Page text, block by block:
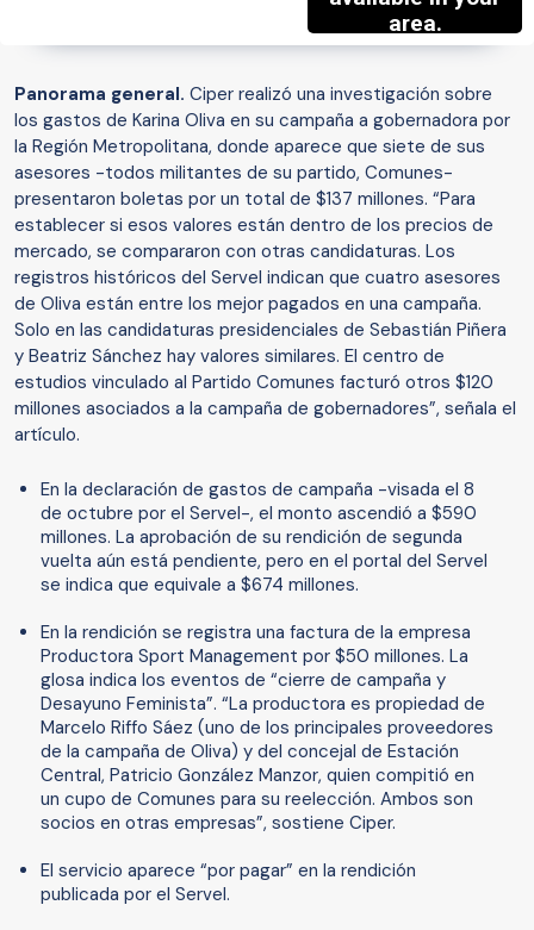
Panorama general. Ciper realizó una investigación sobre
los gastos de Karina Oliva en su campaña a gobernadora por
la Región Metropolitana, donde aparece que siete de sus
asesores -todos militantes de su partido, Comunes-
presentaron boletas por un total de $137 millones. “Para
establecer si esos valores están dentro de los precios de
mercado, se compararon con otras candidaturas. Los
registros históricos del Servel indican que cuatro asesores
de Oliva están entre los mejor pagados en una campaña.
Solo en las candidaturas presidenciales de Sebastián Piñera
y Beatriz Sánchez hay valores similares. El centro de
estudios vinculado al Partido Comunes facturó otros $120
millones asociados a la campaña de gobernadores”, señala el
artículo.
En la declaración de gastos de campaña -visada el 8
de octubre por el Servel-, el monto ascendió a $590
millones. La aprobación de su rendición de segunda
vuelta aún está pendiente, pero en el portal del Servel
se indica que equivale a $674 millones.
En la rendición se registra una factura de la empresa
Productora Sport Management por $50 millones. La
glosa indica los eventos de “cierre de campaña y
Desayuno Feminista”. “La productora es propiedad de
Marcelo Riffo Sáez (uno de los principales proveedores
de la campaña de Oliva) y del concejal de Estación
Central, Patricio González Manzor, quien compitió en
un cupo de Comunes para su reelección. Ambos son
socios en otras empresas”, sostiene Ciper.
El servicio aparece “por pagar” en la rendición
publicada por el Servel.